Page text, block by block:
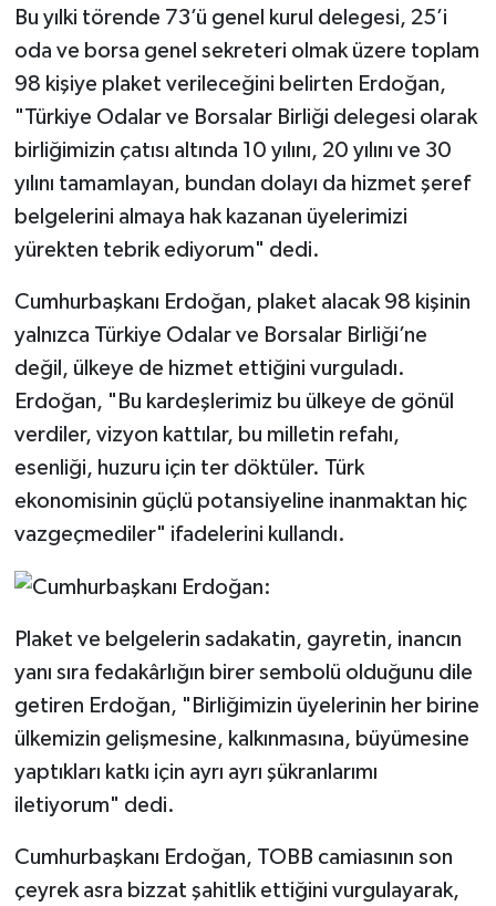
Bu yılki törende 73’ü genel kurul delegesi, 25’i
oda ve borsa genel sekreteri olmak üzere toplam
98 kişiye plaket verileceğini belirten Erdoğan,
"Türkiye Odalar ve Borsalar Birliği delegesi olarak
birliğimizin çatısı altında 10 yılını, 20 yılını ve 30
yılını tamamlayan, bundan dolayı da hizmet şeref
belgelerini almaya hak kazanan üyelerimizi
yürekten tebrik ediyorum" dedi.
Cumhurbaşkanı Erdoğan, plaket alacak 98 kişinin
yalnızca Türkiye Odalar ve Borsalar Birliği’ne
değil, ülkeye de hizmet ettiğini vurguladı.
Erdoğan, "Bu kardeşlerimiz bu ülkeye de gönül
verdiler, vizyon kattılar, bu milletin refahı,
esenliği, huzuru için ter döktüler. Türk
ekonomisinin güçlü potansiyeline inanmaktan hiç
vazgeçmediler" ifadelerini kullandı.
Plaket ve belgelerin sadakatin, gayretin, inancın
yanı sıra fedakârlığın birer sembolü olduğunu dile
getiren Erdoğan, "Birliğimizin üyelerinin her birine
ülkemizin gelişmesine, kalkınmasına, büyümesine
yaptıkları katkı için ayrı ayrı şükranlarımı
iletiyorum" dedi.
Cumhurbaşkanı Erdoğan, TOBB camiasının son
çeyrek asra bizzat şahitlik ettiğini vurgulayarak,